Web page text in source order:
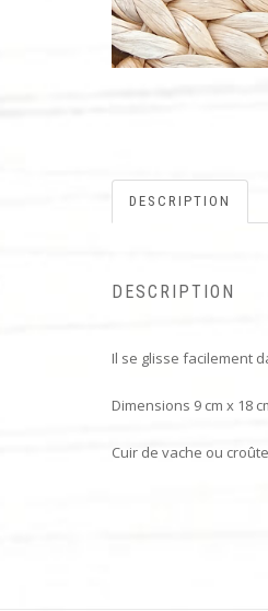
DESCRIPTION
DESCRIPTION
Il se glisse facilement
Dimensions 9 cm x 18
Cuir de vache ou